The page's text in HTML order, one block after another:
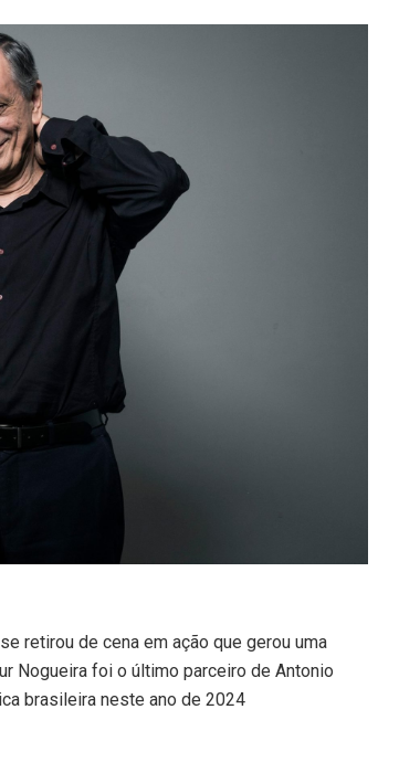
retirou de cena em ação que gerou uma
Nogueira foi o último parceiro de Antonio
brasileira neste ano de 2024